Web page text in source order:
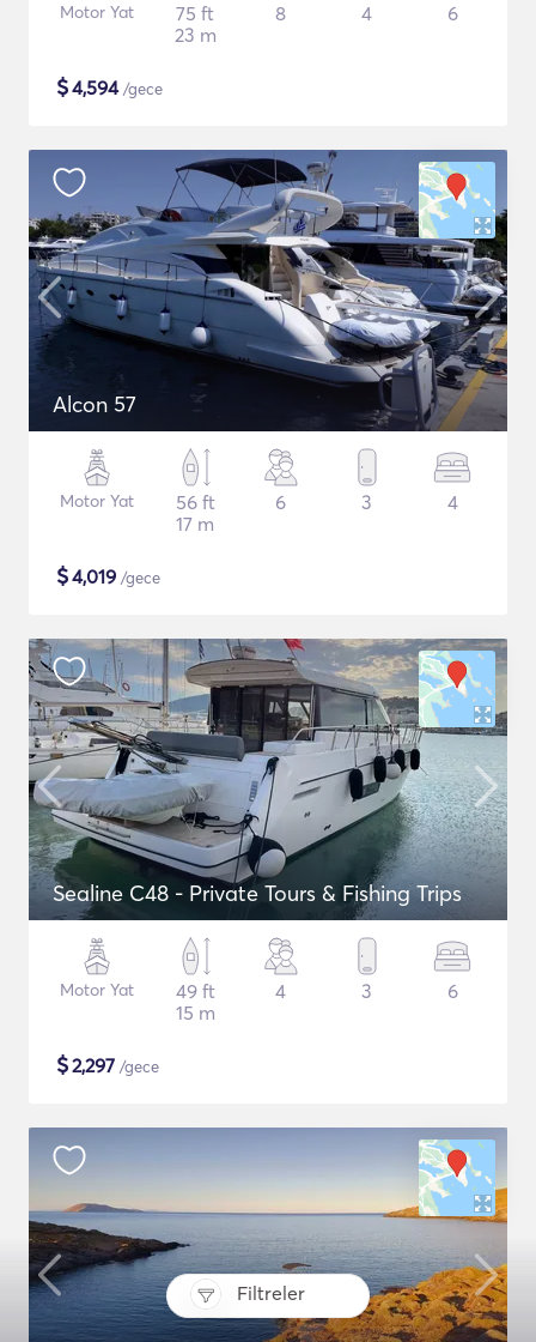
Filtreler
Motor Yat
75 ft
23 m
8 4 6
$4,594/gece
Alcon 57
Motor Yat
56 ft
17 m
6 3 4
$4,019 /gece
Sealine C48 - Private Tours & Fishing Trips
Motor Yat
49 ft
15 m
4 3 6
$2,297 /gece